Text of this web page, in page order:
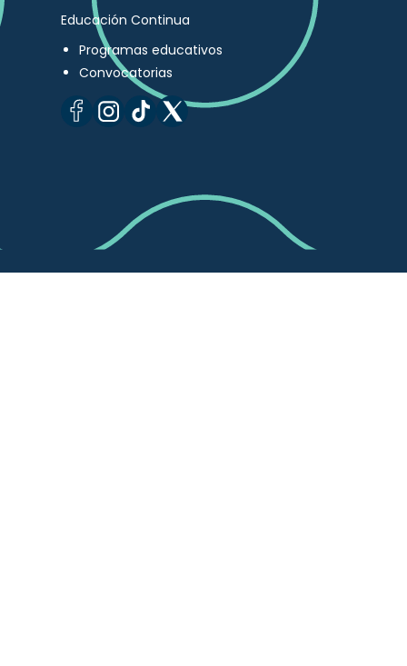
Educación Continua
Programas educativos
Convocatorias